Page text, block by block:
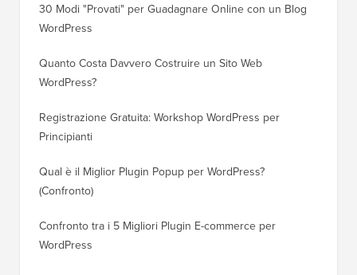
30 Modi "Provati" per Guadagnare Online con un Blog
WordPress
Quanto Costa Davvero Costruire un Sito Web
WordPress?
Registrazione Gratuita: Workshop WordPress per
Principianti
Qual è il Miglior Plugin Popup per WordPress?
(Confronto)
Confronto tra i 5 Migliori Plugin E-commerce per
WordPress